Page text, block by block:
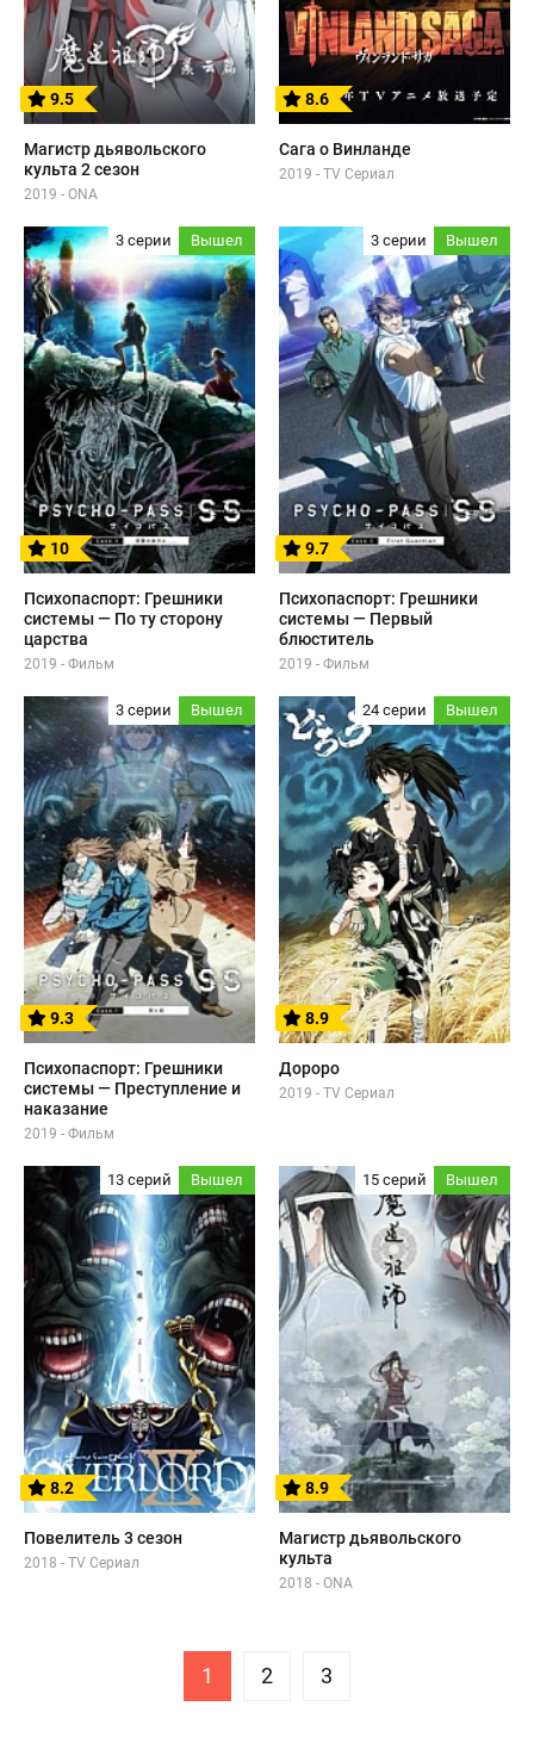
9.5
Магистр дьявольского
культа 2 сезон
2019 - ONA
8.6
Сага о Винланде
2019 - TV Сериал
3 серии Вышел
10
Психопаспорт: Грешники
системы — По ту сторону
царства
2019 - Фильм
3 серии Вышел
9.7
Психопаспорт: Грешники
системы — Первый
блюститель
2019 - Фильм
3 серии Вышел
9.3
Психопаспорт: Грешники
системы — Преступление и
наказание
2019 - Фильм
24 серии Вышел
8.9
Дороро
2019 - TV Сериал
13 серий Вышел
8.2
Повелитель 3 сезон
2018 - TV Сериал
15 серий Вышел
8.9
Магистр дьявольского
культа
2018 - ONA
1 2 3